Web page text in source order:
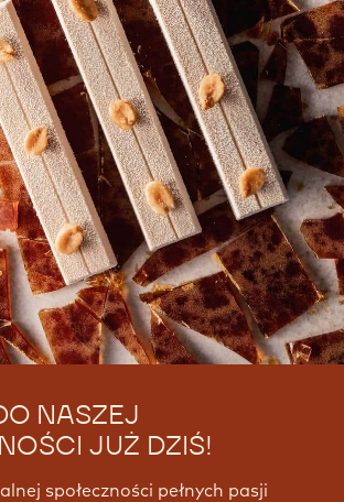
NASZEJ
JUŻ DZIŚ!
społeczności pełnych pasji